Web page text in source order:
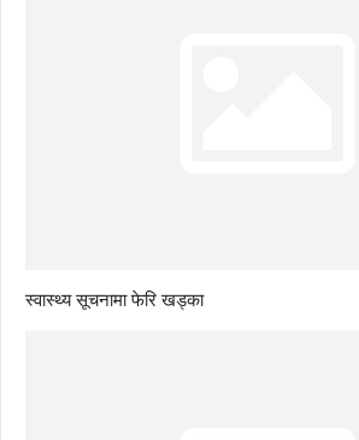
स्वास्थ्य सूचनामा फेरि खड्का